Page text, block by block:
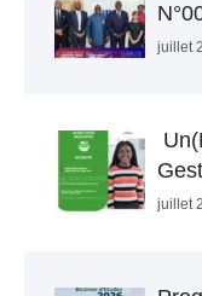
juillet
juillet